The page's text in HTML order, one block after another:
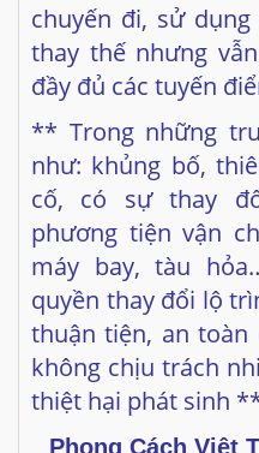
** Trong những
như: khủng bố,
cố, có sự thay
phương tiện vận
máy bay, tàu
quyền thay đổi lộ
thuận tiện, an toàn
không chịu trách
thiệt hại phát sinh
Phong Cách Việt
khách một